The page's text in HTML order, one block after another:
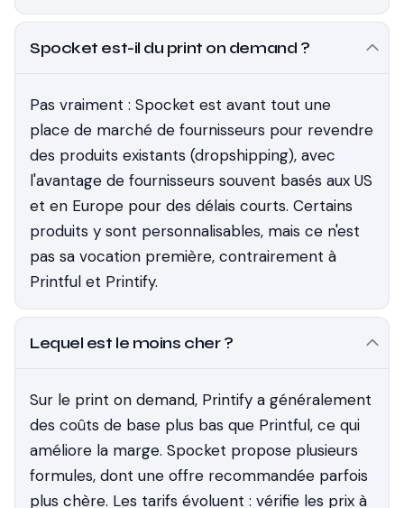
Spocket est-il du print on demand ?
Pas vraiment : Spocket est avant tout une
place de marché de fournisseurs pour revendre
des produits existants (dropshipping), avec
l'avantage de fournisseurs souvent basés aux US
et en Europe pour des délais courts. Certains
produits y sont personnalisables, mais ce n'est
pas sa vocation première, contrairement à
Printful et Printify.
Lequel est le moins cher ?
Sur le print on demand, Printify a généralement
des coûts de base plus bas que Printful, ce qui
améliore la marge. Spocket propose plusieurs
formules, dont une offre recommandée parfois
plus chère. Les tarifs évoluent : vérifie les prix à